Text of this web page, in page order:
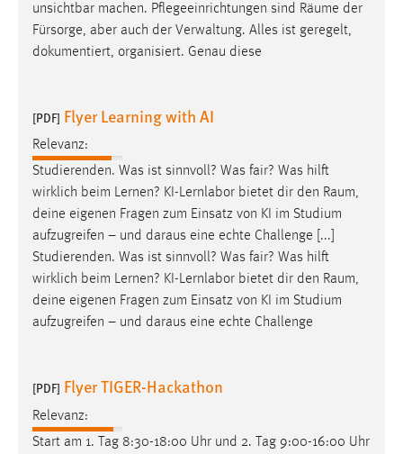
unsichtbar machen. Pflegeeinrichtungen sind Räume der
Fürsorge, aber auch der Verwaltung. Alles ist geregelt,
dokumentiert, organisiert. Genau diese
[PDF] Flyer Learning with AI
Relevanz:
Studierenden. Was ist sinnvoll? Was fair? Was hilft
wirklich beim Lernen? KI-Lernlabor bietet dir den Raum,
deine eigenen Fragen zum Einsatz von KI im Studium
aufzugreifen – und daraus eine echte Challenge [...]
Studierenden. Was ist sinnvoll? Was fair? Was hilft
wirklich beim Lernen? KI-Lernlabor bietet dir den Raum,
deine eigenen Fragen zum Einsatz von KI im Studium
aufzugreifen – und daraus eine echte Challenge
[PDF] Flyer TIGER-Hackathon
Relevanz:
Start am 1. Tag 8:30-18:00 Uhr und 2. Tag 9:00-16:00 Uhr